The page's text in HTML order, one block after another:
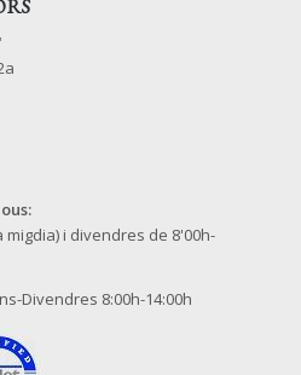
migdia) i divendres de 8'00h-
Divendres 8:00h-14:00h